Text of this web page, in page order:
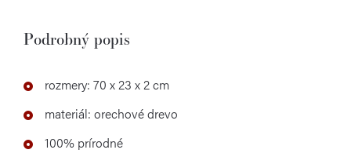
Podrobný popis
rozmery: 70 x 23 x 2 cm
materiál: orechové drevo
100% prírodné